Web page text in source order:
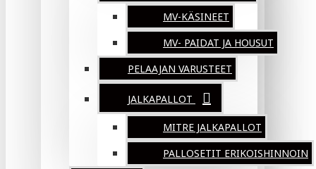
MV-KÄSINEET
MV- PAIDAT JA HOUSUT
PELAAJAN VARUSTEET
JALKAPALLOT
MITRE JALKAPALLOT
PALLOSETIT ERIKOISHINNOIN